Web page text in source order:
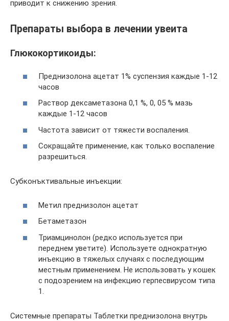
приводит к снижению зрения.
Препараты выбора в лечении увеита
Глюкокортикоиды:
Преднизолона ацетат 1% суспензия каждые 1-12
часов
Раствор дексаметазона 0,1 %, 0, 05 % мазь
каждые 1-12 часов
Частота зависит от тяжести воспаления.
Сокращайте применение, как только воспаление
разрешиться.
Субконъктивальные инъекции:
Метил преднизолон ацетат
Бетаметазон
Триамцинолон (редко используется при
переднем уветите). Используете однократную
инъекцию в тяжелых случаях с последующим
местным применением. Не использовать у кошек
с подозрением на инфекцию герпесвирусом типа
1.
Системные препараты Таблетки преднизолона внутрь